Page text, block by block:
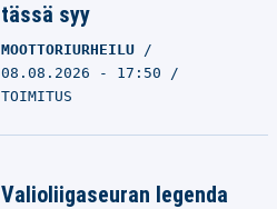
tässä syy
MOOTTORIURHEILU
08.08.2026 - 17:50
TOIMITUS
Valioliigaseuran legenda